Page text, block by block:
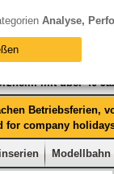
mit über 40
Betriebsferien,
for company
Modellbahn
Analyse,